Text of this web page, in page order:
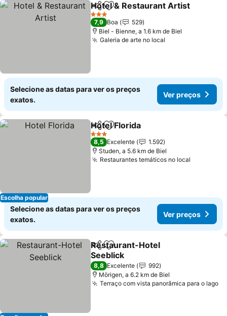
PartilharAdicionar aos favoritos
Hotel & Restaurant Artist
3 Estrelas
7,9 Boa
529
Biel - Bienne, a 1.6 km de Biel
Galeria de arte no local
Selecione as datas para ver os preços
exatos.
Ver preços
Escolha popular
PartilharAdicionar aos favoritos
Hotel Florida
3 Estrelas
8,5 Excelente
1.592
Studen, a 5.6 km de Biel
Restaurantes temáticos no local
Selecione as datas para ver os preços
exatos.
Ver preços
PartilharAdicionar aos favoritos
Restaurant-Hotel
Seeblick
8,8 Excelente
992
Mörigen, a 6.2 km de Biel
Terraço com vista panorâmica para o lago